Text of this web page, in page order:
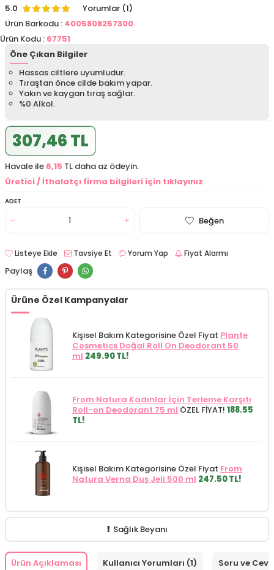
5.0
Yorumlar (1)
Ürün Barkodu : 4005808257300
Ürün Kodu : 67751
Öne Çıkan Bilgiler
Hassas ciltlere uyumludur.
Tıraştan önce cilde bakım yapar.
Yakın ve kaygan tıraş sağlar.
%0 Alkol.
307,46 TL
Havale ile 6,15 TL daha az ödeyin.
Üretici / İthalatçı firma bilgileri için tıklayınız
ADET
Beğen
Listeye Ekle Tavsiye Et Yorum Yap Fiyat Alarmı
Paylaş
Ürüne Özel Kampanyalar
Kişisel Bakım Kategorisine Özel Fiyat Plante
Cosmetics Doğal Roll On Deodorant 50
ml 249.90 TL!
From Natura Kadınlar İçin Terleme Karşıtı
Roll-on Deodorant 75 ml ÖZEL FİYAT! 188.55
TL!
Kişisel Bakım Kategorisine Özel Fiyat From
Natura Verna Duş Jeli 500 ml 247.50 TL!
Sağlık Beyanı
Ürün Açıklaması Kullanıcı Yorumları (1) Soru ve